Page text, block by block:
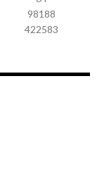
98188
422583